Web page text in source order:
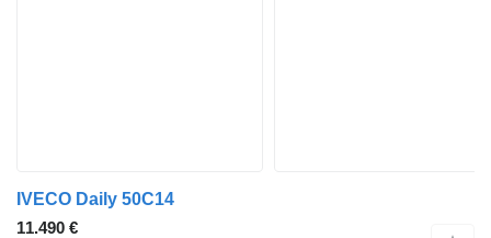
IVECO Daily 50C14
11.490 €